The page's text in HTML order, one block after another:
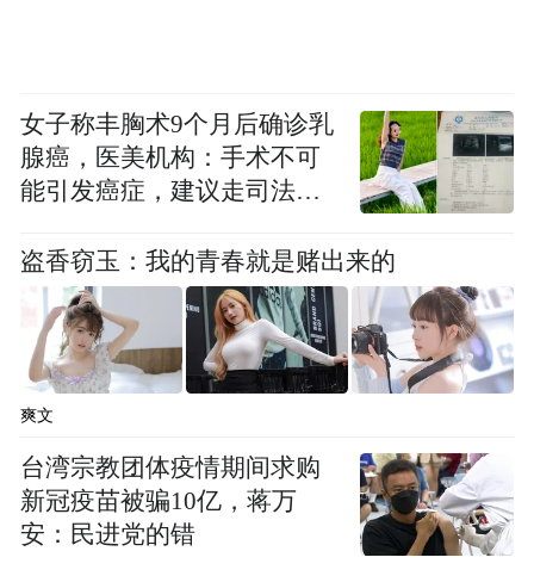
此外，智己汽车和 Momenta 已经量产端到端
大模型，预计 2025 年实现“门到门”。
“特别声明：以上作品内容(包括在内的视频、图片或音
频)为凤凰网旗下自媒体平台“大风号”用户上传并发
布，本平台仅提供信息存储空间服务。
Notice: The content above (including the videos,
pictures and audios if any) is uploaded and posted
by the user of Dafeng Hao, which is a social media
platform and merely provides information storage
女子称丰胸术9个月后确诊乳
腺癌，医美机构：手术不可
能引发癌症，建议走司法途
盗香窃玉：我的青春就是赌出来的
爽文
台湾宗教团体疫情期间求购
新冠疫苗被骗10亿，蒋万
安：民进党的错